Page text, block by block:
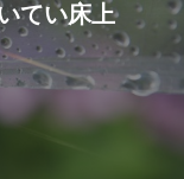
てい床上